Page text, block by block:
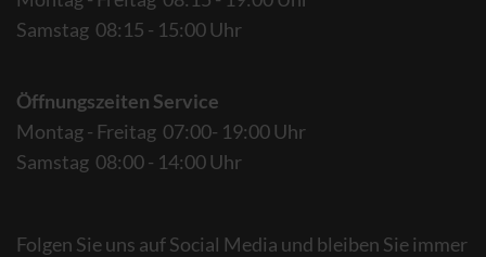
Samstag 08:15 - 15:00 Uhr
Öffnungszeiten Service
Montag - Freitag 07:00- 19:00 Uhr
Samstag 08:00 - 14:00 Uhr
Folgen Sie uns auf Social Media und bleiben Sie immer